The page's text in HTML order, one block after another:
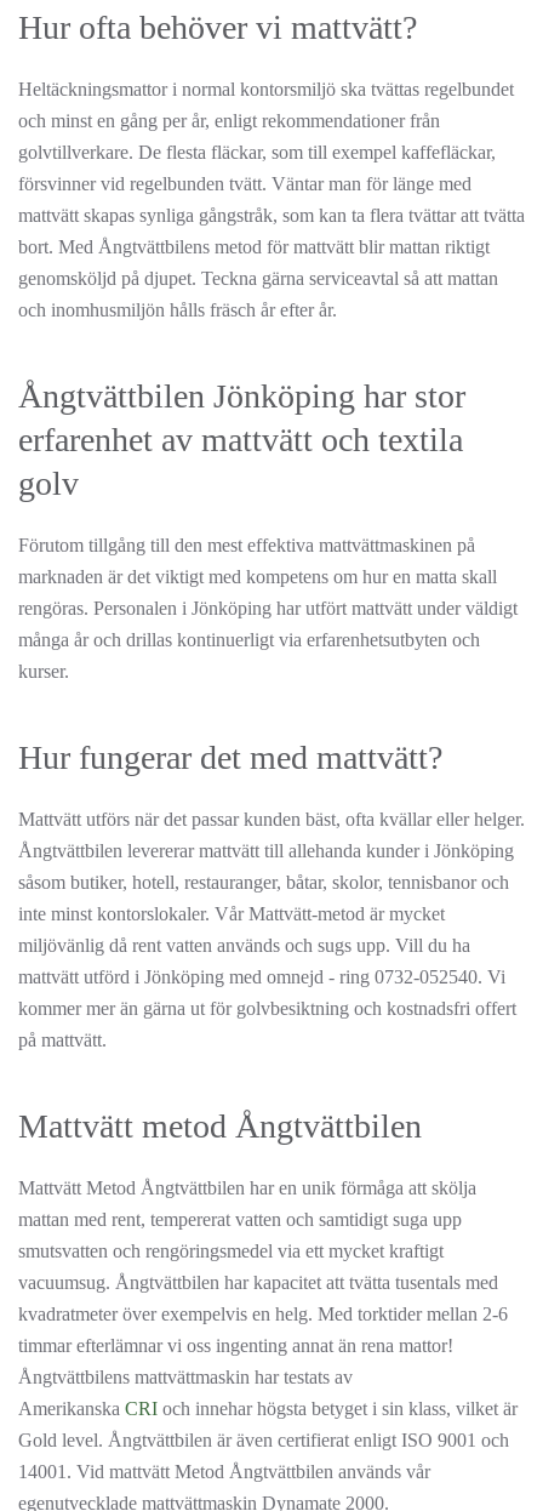
Hur ofta behöver vi mattvätt?
Heltäckningsmattor i normal kontorsmiljö ska tvättas regelbundet
och minst en gång per år, enligt rekommendationer från
golvtillverkare. De flesta fläckar, som till exempel kaffefläckar,
försvinner vid regelbunden tvätt. Väntar man för länge med
mattvätt skapas synliga gångstråk, som kan ta flera tvättar att tvätta
bort. Med Ångtvättbilens metod för mattvätt blir mattan riktigt
genomsköljd på djupet. Teckna gärna serviceavtal så att mattan
och inomhusmiljön hålls fräsch år efter år.
Ångtvättbilen Jönköping har stor
erfarenhet av mattvätt och textila
golv
Förutom tillgång till den mest effektiva mattvättmaskinen på
marknaden är det viktigt med kompetens om hur en matta skall
rengöras. Personalen i Jönköping har utfört mattvätt under väldigt
många år och drillas kontinuerligt via erfarenhetsutbyten och
kurser.
Hur fungerar det med mattvätt?
Mattvätt utförs när det passar kunden bäst, ofta kvällar eller helger.
Ångtvättbilen levererar mattvätt till allehanda kunder i Jönköping
såsom butiker, hotell, restauranger, båtar, skolor, tennisbanor och
inte minst kontorslokaler. Vår Mattvätt-metod är mycket
miljövänlig då rent vatten används och sugs upp. Vill du ha
mattvätt utförd i Jönköping med omnejd - ring 0732-052540. Vi
kommer mer än gärna ut för golvbesiktning och kostnadsfri offert
på mattvätt.
Mattvätt metod Ångtvättbilen
Mattvätt Metod Ångtvättbilen har en unik förmåga att skölja
mattan med rent, tempererat vatten och samtidigt suga upp
smutsvatten och rengöringsmedel via ett mycket kraftigt
vacuumsug. Ångtvättbilen har kapacitet att tvätta tusentals med
kvadratmeter över exempelvis en helg. Med torktider mellan 2-6
timmar efterlämnar vi oss ingenting annat än rena mattor!
Ångtvättbilens mattvättmaskin har testats av
Amerikanska CRI och innehar högsta betyget i sin klass, vilket är
Gold level. Ångtvättbilen är även certifierat enligt ISO 9001 och
14001. Vid mattvätt Metod Ångtvättbilen används vår
egenutvecklade mattvättmaskin Dynamate 2000.